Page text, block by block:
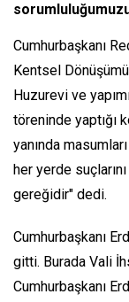
Cumhurbaşkanı
Kentsel
Huzurevi ve
töreninde yaptığı
yanında
her yerde
gereğidir" dedi.
Cumhurbaşkanı
gitti. Burada Vali
Cumhurbaşkanı